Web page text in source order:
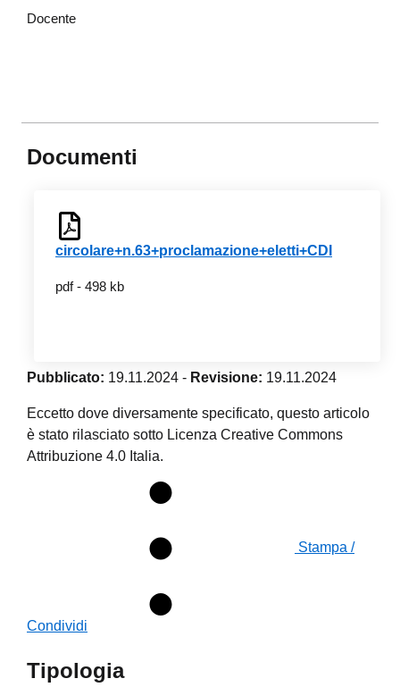
Docente
Documenti
circolare+n.63+proclamazione+eletti+CDI
pdf - 498 kb
Pubblicato: 19.11.2024 - Revisione: 19.11.2024
Eccetto dove diversamente specificato, questo articolo
è stato rilasciato sotto Licenza Creative Commons
Attribuzione 4.0 Italia.
Stampa /
Condividi
Tipologia